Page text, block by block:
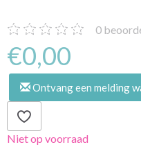
0
€0,00
Ontvang een melding
Niet op voorraad